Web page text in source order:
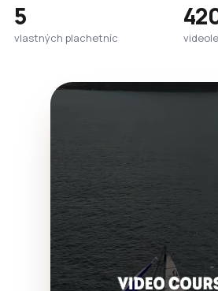
5
vlastných plachetníc